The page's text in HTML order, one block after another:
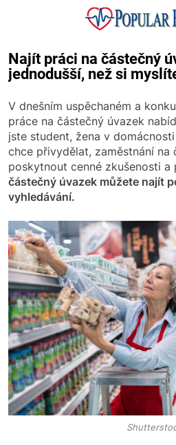
Najít práci na částečný
jednodušší, než si
V dnešním uspěchaném a
práce na částečný úvazek
jste student, žena v
chce přivydělat, zaměstnání na
poskytnout cenné zkušenosti a
částečný úvazek můžete najít
vyhledávání.